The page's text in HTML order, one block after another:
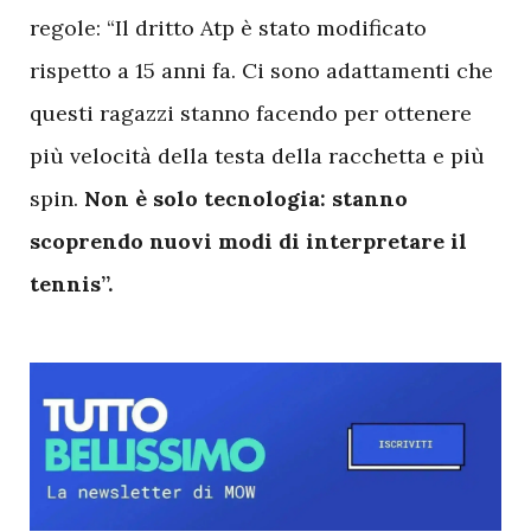
regole: “Il dritto Atp è stato modificato
rispetto a 15 anni fa. Ci sono adattamenti che
questi ragazzi stanno facendo per ottenere
più velocità della testa della racchetta e più
spin. Non è solo tecnologia: stanno
scoprendo nuovi modi di interpretare il
tennis”.